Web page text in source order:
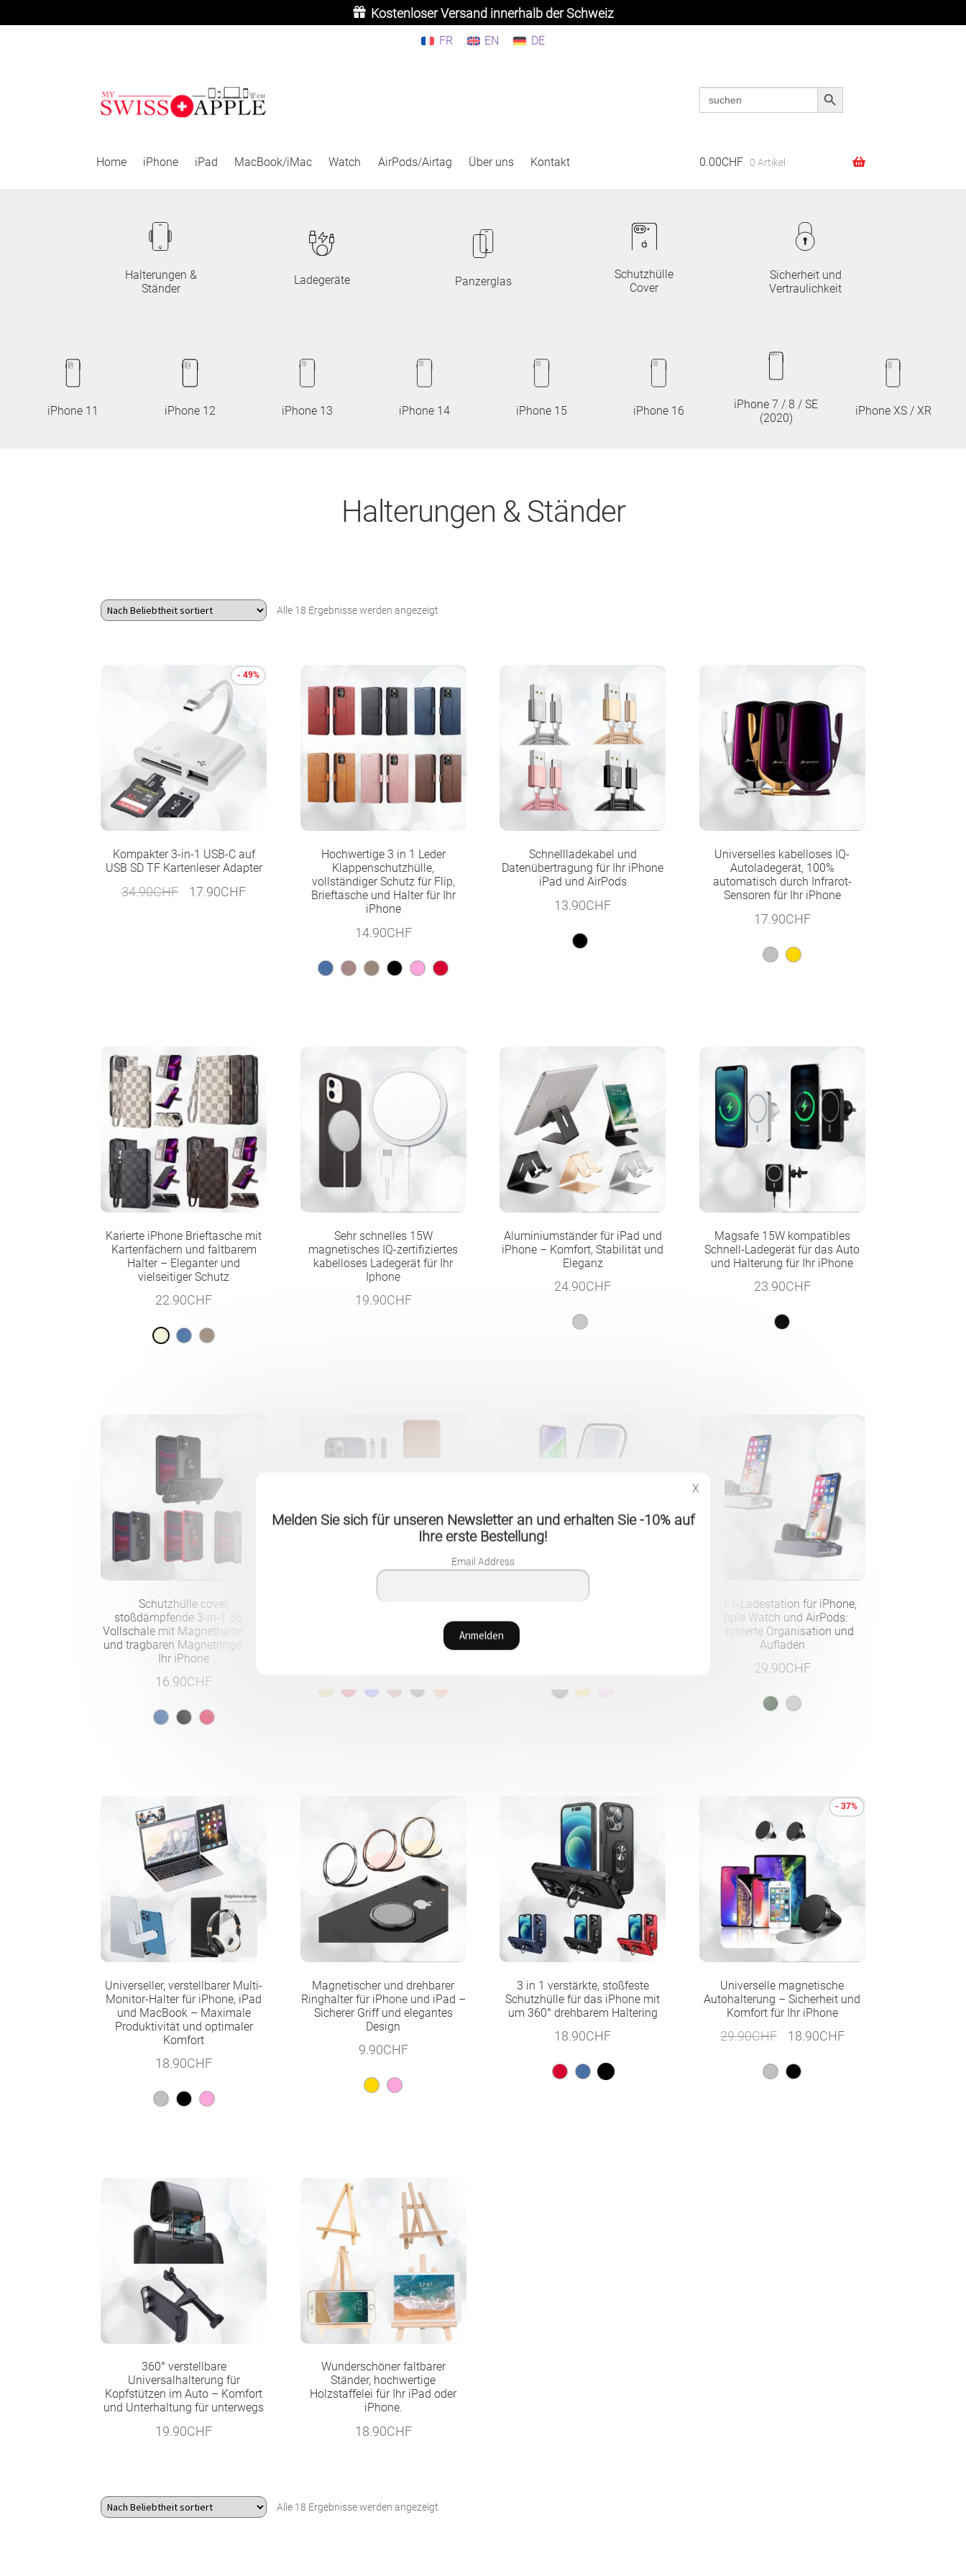
Kostenloser Versand innerhalb der Schweiz
FR EN DE
Zur
Navigation
Zum
Inhalt
Suchen
nach:
Suchen
Search
for:
Search Button
Home iPhone iPad MacBook/iMac Watch AirPods/Airtag Über uns Kontakt 0.00CHF 0 Artikel
Halterungen &
Ständer
Ladegeräte Panzerglas
Schutzhülle
Cover
Sicherheit und
Vertraulichkeit
iPhone 11 iPhone 12 iPhone 13 iPhone 14 iPhone 15 iPhone 16
iPhone 7 / 8 / SE
(2020)
iPhone XS / XR
Halterungen & Ständer
Alle 18 Ergebnisse werden angezeigt
Kompakter 3-in-1 USB-C auf
USB SD TF Kartenleser Adapter
- 49%
34.90CHF
Ursprünglicher
17.90CHFAktueller
Hochwertige 3 in 1 Leder
Klappenschutzhülle,
vollständiger Schutz für Flip,
Brieftasche und Halter für Ihr
iPhone
14.90CHF
Schnellladekabel und
Datenübertragung für Ihr iPhone
iPad und AirPods
13.90CHF
Universelles kabelloses IQ-
Autoladegerät, 100%
automatisch durch Infrarot-
Sensoren für Ihr iPhone
17.90CHF
Karierte iPhone Brieftasche mit
Kartenfächern und faltbarem
Halter – Eleganter und
vielseitiger Schutz
22.90CHF
Sehr schnelles 15W
magnetisches IQ-zertifiziertes
kabelloses Ladegerät für Ihr
Iphone
19.90CHF
Aluminiumständer für iPad und
iPhone – Komfort, Stabilität und
Eleganz
24.90CHF
Magsafe 15W kompatibles
Schnell-Ladegerät für das Auto
und Halterung für Ihr iPhone
23.90CHF
Schutzhülle cover,
stoßdämpfende 3-in-1 360*
Vollschale mit Magnethalterung
und tragbaren Magnetringen für
Ihr iPhone
16.90CHF
Magnetisch Hochwertige
Transparente iPhone-Hülle mit
Stoßschutz und eleganter Stil
3-in-1-Ladestation für iPhone,
Apple Watch und AirPods:
Optimierte Organisation und
Aufladen
29.90CHF
Universeller, verstellbarer Multi-
Monitor-Halter für iPhone, iPad
und MacBook – Maximale
Produktivität und optimaler
Komfort
18.90CHF
Magnetischer und drehbarer
Ringhalter für iPhone und iPad –
Sicherer Griff und elegantes
Design
9.90CHF
3 in 1 verstärkte, stoßfeste
Schutzhülle für das iPhone mit
um 360° drehbarem Haltering
18.90CHF
Universelle magnetische
Autohalterung – Sicherheit und
Komfort für Ihr iPhone
- 37%
29.90CHF
Ursprünglicher
war:
18.90CHFAktueller
360° verstellbare
Universalhalterung für
Kopfstützen im Auto – Komfort
und Unterhaltung für unterwegs
19.90CHF
Wunderschöner faltbarer
Ständer, hochwertige
Holzstaffelei für Ihr iPad oder
iPhone.
18.90CHF
Alle 18 Ergebnisse werden angezeigt
X
Melden Sie sich für unseren Newsletter an und erhalten Sie -10% auf
Ihre erste Bestellung!
Email Address